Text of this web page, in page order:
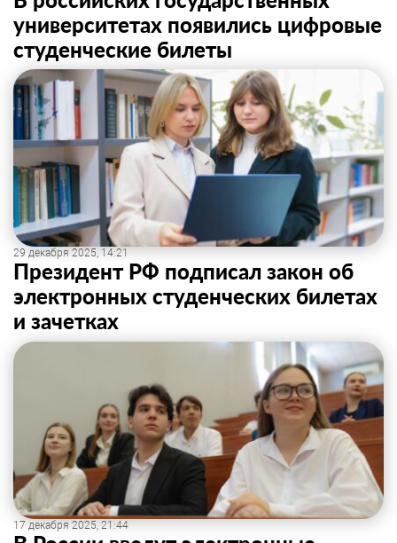
университетах появились цифровые
студенческие билеты
29 декабря 2025, 14:21
Президент РФ подписал закон об
электронных студенческих билетах
и зачетках
17 декабря 2025, 21:44